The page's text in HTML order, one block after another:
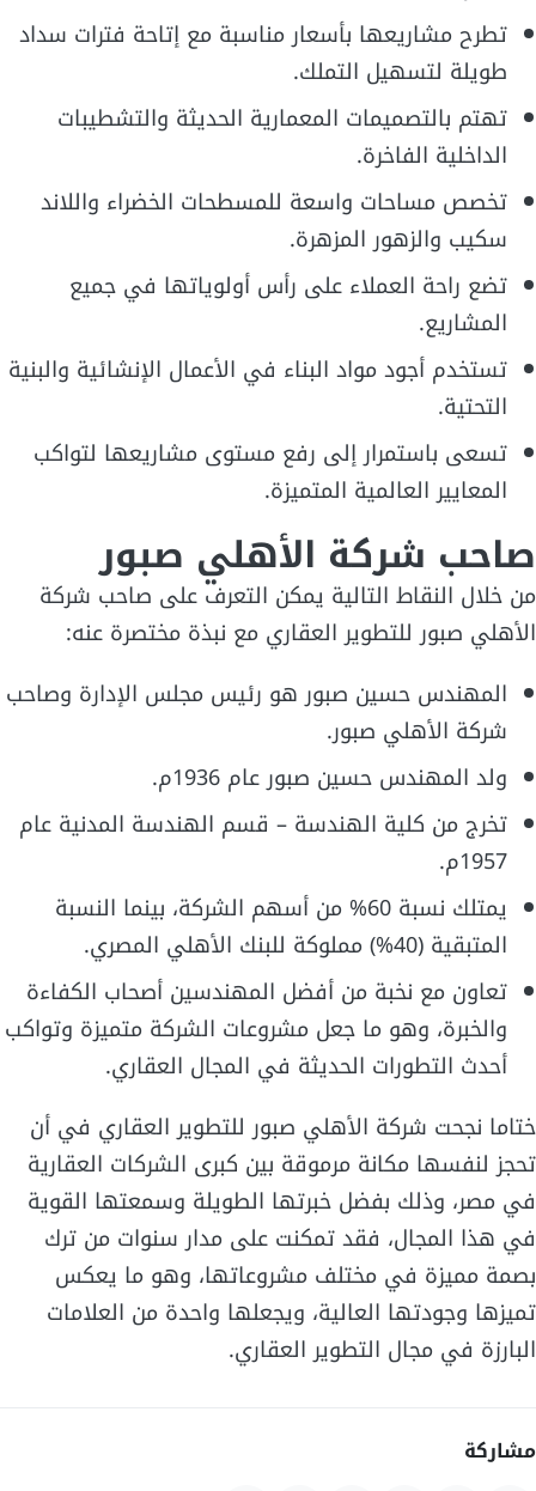
تطرح مشاريعها بأسعار مناسبة مع إتاحة فترات سداد
طويلة لتسهيل التملك.
تهتم بالتصميمات المعمارية الحديثة والتشطيبات
الداخلية الفاخرة.
تخصص مساحات واسعة للمسطحات الخضراء واللاند
سكيب والزهور المزهرة.
تضع راحة العملاء على رأس أولوياتها في جميع
المشاريع.
تستخدم أجود مواد البناء في الأعمال الإنشائية والبنية
التحتية.
تسعى باستمرار إلى رفع مستوى مشاريعها لتواكب
المعايير العالمية المتميزة.
صاحب شركة الأهلي صبور
من خلال النقاط التالية يمكن التعرف على صاحب شركة
الأهلي صبور للتطوير العقاري مع نبذة مختصرة عنه:
المهندس حسين صبور هو رئيس مجلس الإدارة وصاحب
شركة الأهلي صبور.
ولد المهندس حسين صبور عام 1936م.
تخرج من كلية الهندسة – قسم الهندسة المدنية عام
1957م.
يمتلك نسبة 60% من أسهم الشركة، بينما النسبة
المتبقية (40%) مملوكة للبنك الأهلي المصري.
تعاون مع نخبة من أفضل المهندسين أصحاب الكفاءة
والخبرة، وهو ما جعل مشروعات الشركة متميزة وتواكب
أحدث التطورات الحديثة في المجال العقاري.
ختاما نجحت شركة الأهلي صبور للتطوير العقاري في أن
تحجز لنفسها مكانة مرموقة بين كبرى الشركات العقارية
في مصر، وذلك بفضل خبرتها الطويلة وسمعتها القوية
في هذا المجال، فقد تمكنت على مدار سنوات من ترك
بصمة مميزة في مختلف مشروعاتها، وهو ما يعكس
تميزها وجودتها العالية، ويجعلها واحدة من العلامات
البارزة في مجال التطوير العقاري.
مشاركة